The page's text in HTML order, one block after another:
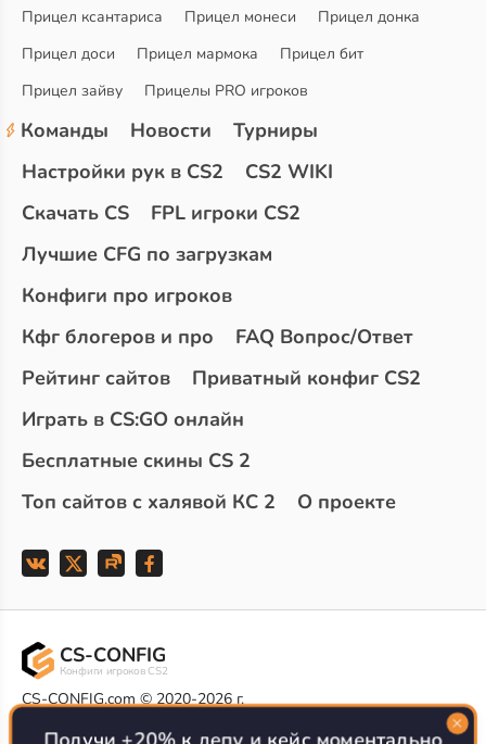
Прицел ксантариса
Прицел монеси
Прицел донка
Прицел доси
Прицел мармока
Прицел бит
Прицел зайву
Прицелы PRO игроков
Команды Новости
Турниры
Настройки рук в CS2
CS2 WIKI
Скачать CS
FPL игроки CS2
Лучшие CFG по загрузкам
Конфиги про игроков
Кфг блогеров и про
FAQ Вопрос/Ответ
Рейтинг сайтов
Приватный конфиг CS2
Играть в CS:GO онлайн
Бесплатные скины CS 2
Топ сайтов с халявой КС 2
О проекте
CS-CONFIG
Конфиги игроков CS2
CS-CONFIG.com © 2020-2026 г.